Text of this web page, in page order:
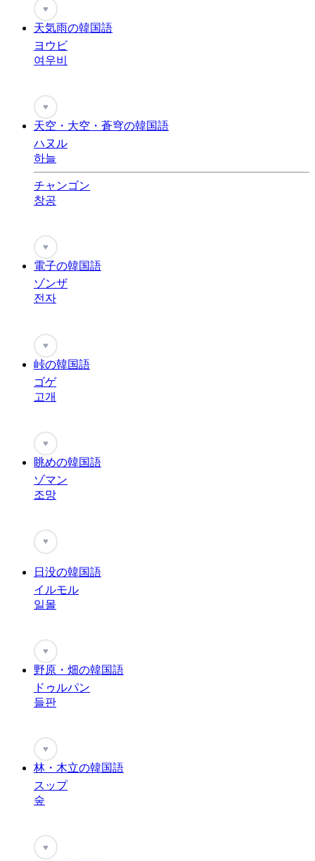
♥
天気雨の韓国語
ヨウビ
여우비
♥
天空・大空・蒼穹の韓国語
ハヌル
하늘
チャンゴン
창공
♥
電子の韓国語
ゾンザ
전자
♥
峠の韓国語
ゴゲ
고개
♥
眺めの韓国語
ゾマン
조망
♥
日没の韓国語
イルモル
일몰
♥
野原・畑の韓国語
ドゥルパン
들판
♥
林・木立の韓国語
スップ
숲
♥